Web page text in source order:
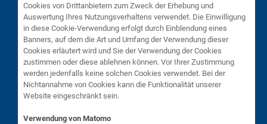
Cookies von Drittanbietern zum Zweck der Erhebung und
Auswertung Ihres Nutzungsverhaltens verwendet. Die Einwilligung
in diese Cookie-Verwendung erfolgt durch Einblendung eines
Banners, auf dem die Art und Umfang der Verwendung dieser
Cookies erläutert wird und Sie der Verwendung der Cookies
zustimmen oder diese ablehnen können. Vor Ihrer Zustimmung
werden jedenfalls keine solchen Cookies verwendet. Bei der
Nichtannahme von Cookies kann die Funktionalität unserer
Website eingeschränkt sein.
Verwendung von Matomo